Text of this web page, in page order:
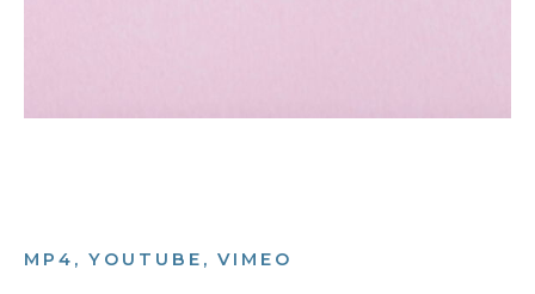
MP4, YOUTUBE, VIMEO